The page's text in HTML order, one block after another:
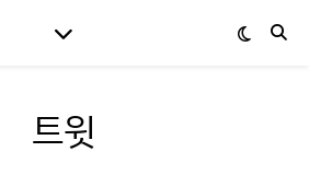
트윗